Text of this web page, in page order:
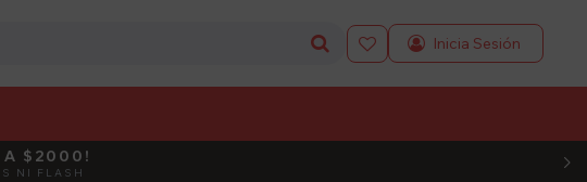

ACTIVÁ EL CÓDIGO
A $2000!
NI FLASH